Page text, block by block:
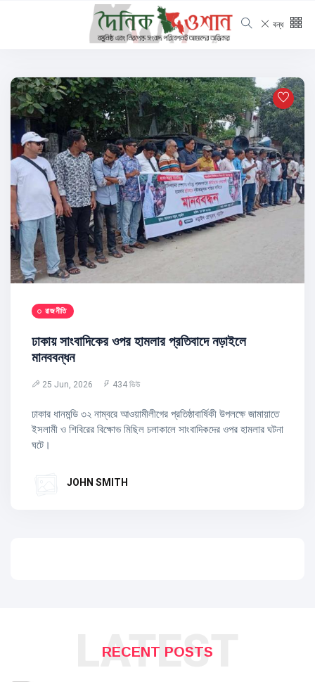
বন্ধ
রাজনীতি
ঢাকায় সাংবাদিকের ওপর হামলার প্রতিবাদে নড়াইলে
মানববন্ধন
25 Jun, 2026 434 ভিউ
ঢাকার ধানমন্ডি ৩২ নাম্বরে আওয়ামীলীগের প্রতিষ্ঠাবার্ষিকী উপলক্ষে জামায়াতে
ইসলামী ও শিবিরের বিক্ষোভ মিছিল চলাকালে সাংবাদিকদের ওপর হামলার ঘটনা
ঘটে।
JOHN SMITH
RECENT POSTS
LATEST